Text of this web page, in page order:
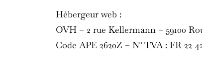
Hébergeur web :
OVH – 2 rue Kellermann – 59100
Code APE 2620Z – N° TVA : FR 22